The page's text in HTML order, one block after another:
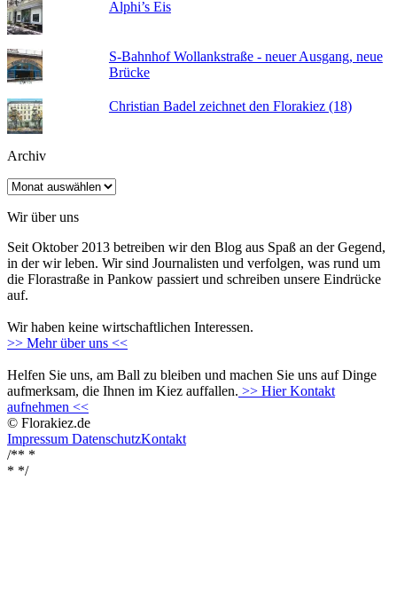
Alphi’s Eis
S-Bahnhof Wollankstraße - neuer Ausgang, neue
Brücke
Christian Badel zeichnet den Florakiez (18)
Archiv
Archiv
Wir über uns
Seit Oktober 2013 betreiben wir den Blog aus Spaß an der Gegend,
in der wir leben. Wir sind Journalisten und verfolgen, was rund um
die Florastraße in Pankow passiert und schreiben unsere Eindrücke
auf.
Wir haben keine wirtschaftlichen Interessen.
>> Mehr über uns <<
Helfen Sie uns, am Ball zu bleiben und machen Sie uns auf Dinge
aufmerksam, die Ihnen im Kiez auffallen. >> Hier Kontakt
aufnehmen <<
© Florakiez.de
Impressum DatenschutzKontakt
/** *
* */